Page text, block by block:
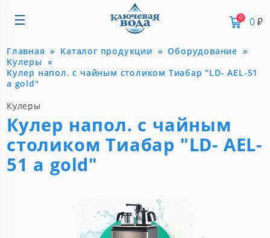
0 0₽
Главная Каталог продукции
Оборудование
Кулеры
Кулер напол. с чайным столиком Тиабар "LD- AEL-51
a gold"
Кулеры
Кулер напол. с чайным
столиком Тиабар "LD- AEL-
51 a gold"